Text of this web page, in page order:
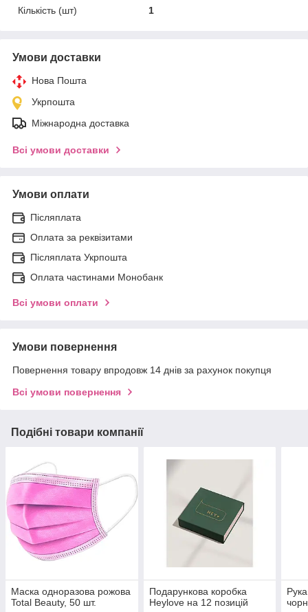
Кількість (шт) 1
Умови доставки
Нова Пошта
Укрпошта
Міжнародна доставка
Всі умови доставки
Умови оплати
Післяплата
Оплата за реквізитами
Післяплата Укрпошта
Оплата частинами Монобанк
Всі умови оплати
Умови повернення
Повернення товару впродовж 14 днів за рахунок покупця
Всі умови повернення
Подібні товари компанії
Маска одноразова рожова
Total Beauty, 50 шт.
Подарункова коробка
Heylove на 12 позицій